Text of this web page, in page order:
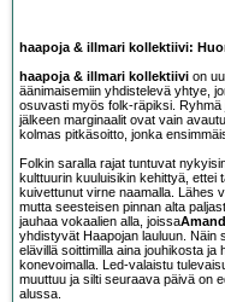
haapoja & illmari kollektiivi:
haapoja & illmari kollektiivi on
äänimaisemiin yhdistelevä yhtye,
osuvasti myös folk-räpiksi.
jälkeen marginaalit ovat vain
kolmas pitkäsoitto, jonka
Folkin saralla rajat tuntuvat
kulttuurin kuuluisikin kehittyä, ettei
kuivettunut virne naamalla. Lähes
mutta seesteisen pinnan alta
jauhaa vokaalien alla, joissa
yhdistyvät Haapojan lauluun.
elävillä soittimilla aina jouhikosta
konevoimalla. Led-valaistu
muuttuu ja silti seuraava päivä on
alussa.